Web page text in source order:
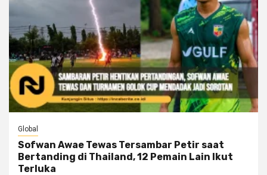
Global
Sofwan Awae Tewas Tersambar Petir saat
Bertanding di Thailand, 12 Pemain Lain Ikut
Terluka